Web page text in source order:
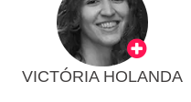
VICTÓRIA HOLANDA